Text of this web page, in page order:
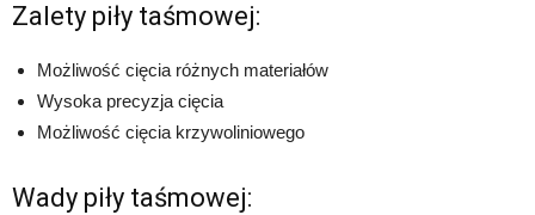
Zalety piły taśmowej:
Możliwość cięcia różnych materiałów
Wysoka precyzja cięcia
Możliwość cięcia krzywoliniowego
Wady piły taśmowej: